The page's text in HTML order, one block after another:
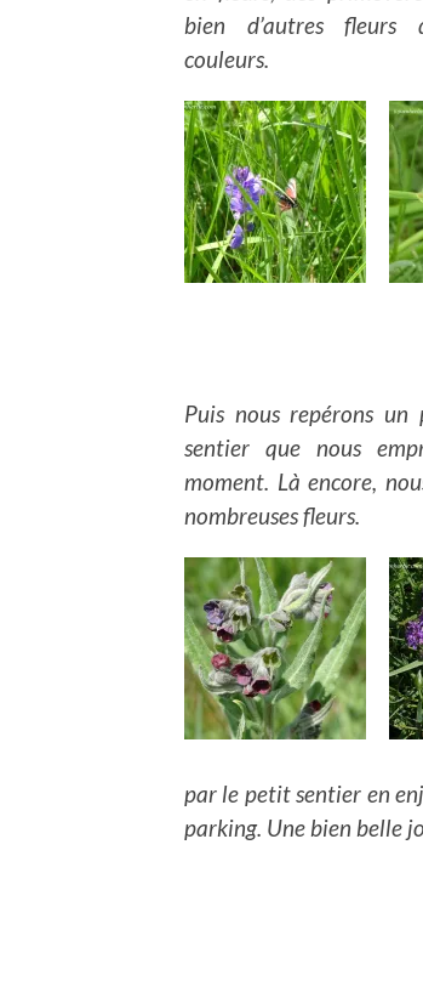
bien d’autres fleurs
couleurs.
Puis nous repérons
sentier que nous
moment. Là encore,
nombreuses fleurs.
par le petit sentier en
parking. Une bien belle